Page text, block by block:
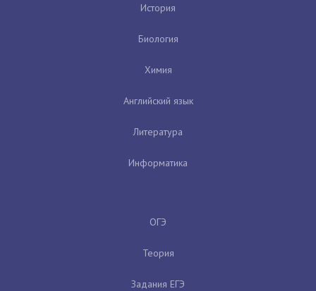
История
Биология
Химия
Английский язык
Литература
Информатика
ОГЭ
Теория
Задания ЕГЭ